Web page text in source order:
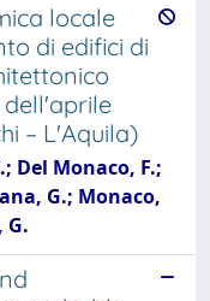
locale
di edifici di
– L'Aquila)
Del Monaco, F.;
G.; Monaco,
G.